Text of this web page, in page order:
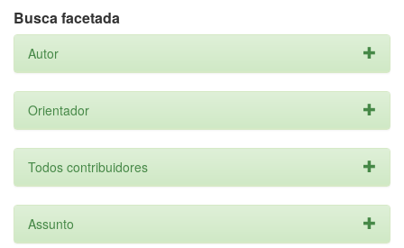
Busca facetada
Autor
Orientador
Todos contribuidores
Assunto